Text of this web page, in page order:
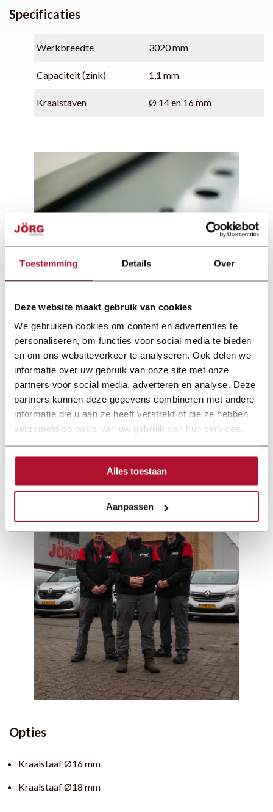
Toestemming Details Over
Deze website maakt gebruik van cookies
We gebruiken cookies om content en advertenties te
personaliseren, om functies voor social media te bieden
en om ons websiteverkeer te analyseren. Ook delen we
informatie over uw gebruik van onze site met onze
partners voor social media, adverteren en analyse. Deze
partners kunnen deze gegevens combineren met andere
informatie die u aan ze heeft verstrekt of die ze hebben
verzameld op basis van uw gebruik van hun services.
Alles toestaan
Aanpassen
Specificaties
Werkbreedte 3020 mm
Capaciteit (zink) 1,1 mm
Kraalstaven Ø 14 en 16 mm
Documentatie
Opties
Kraalstaaf Ø16 mm
Kraalstaaf Ø18 mm